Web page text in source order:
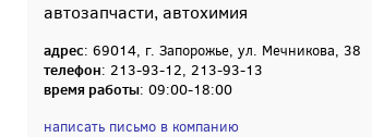
автозапчасти, автохимия
адрес: 69014, г. Запорожье, ул. Мечникова, 38
телефон: 213-93-12, 213-93-13
время работы: 09:00-18:00
написать письмо в компанию